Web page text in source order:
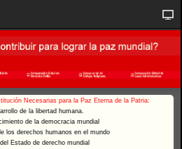
Necesarias para la Paz Eterna de la Patria:
de la libertad humana.
de la democracia mundial
los derechos humanos en el mundo
Estado de derecho mundial